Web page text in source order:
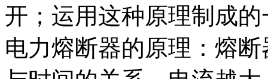
开；运用这种原理制成
电力熔断器的原理：熔